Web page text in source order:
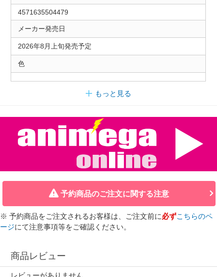
4571635504479
メーカー発売日
2026年8月上旬発売予定
色
もっと見る
予約商品のご注文に関する注意
※ 予約商品をご注文されるお客様は、ご注文前に必ずこちらのペ
ージにて注意事項等をご確認ください。
商品レビュー
レビューがありません